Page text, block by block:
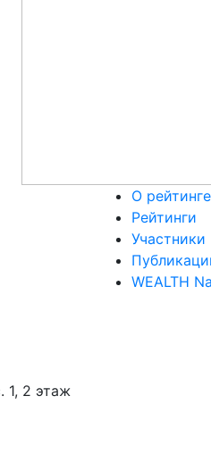
О рейтинге
Рейтинги
Участники
WEALTH
1, 2 этаж